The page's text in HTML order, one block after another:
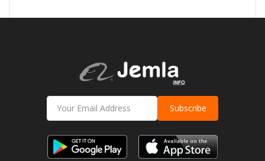
Subscribe